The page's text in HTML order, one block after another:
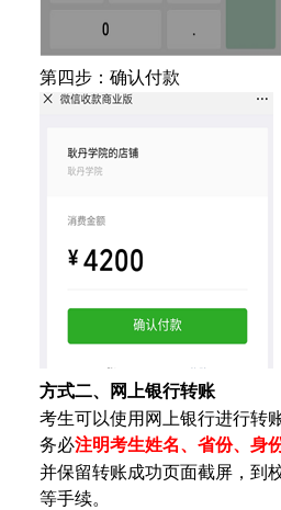
第四步：确认付款
方式二、网上银行转账
考生可以使用网上银行进行转
务必注明考生姓名、 省份、身
并保留转账成功页面截屏，到
等手续。